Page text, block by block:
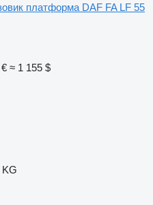
платформа DAF FA LF 55
≈ 1 155 $